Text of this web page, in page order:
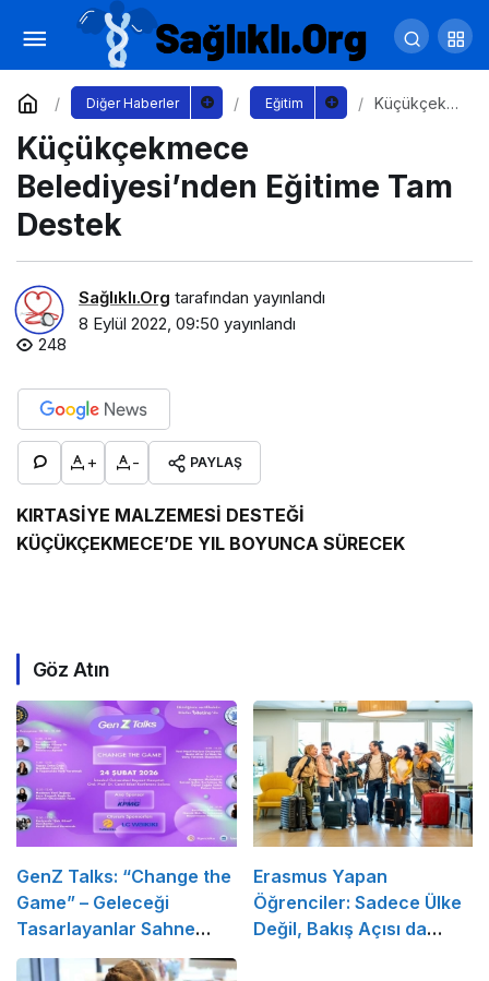
Diğer Haberler Eğitim
Küçükçekm
Eğitime Tam
Destek
Küçükçekmece
Belediyesi’nden Eğitime Tam
Destek
Sağlıklı.Org tarafından yayınlandı
8 Eylül 2022, 09:50 yayınlandı
248
+ - PAYLAŞ
KIRTASİYE MALZEMESİ DESTEĞİ
KÜÇÜKÇEKMECE’DE YIL BOYUNCA SÜRECEK
Göz Atın
GenZ Talks: “Change the
Game” – Geleceği
Tasarlayanlar Sahne
Alıyor!
Erasmus Yapan
Öğrenciler: Sadece Ülke
Değil, Bakış Açısı da
Nevşehir Kapem’de 50. Dönem Kursları İçin
Kayıtlar Başladı
Yorum Yap Paylaş